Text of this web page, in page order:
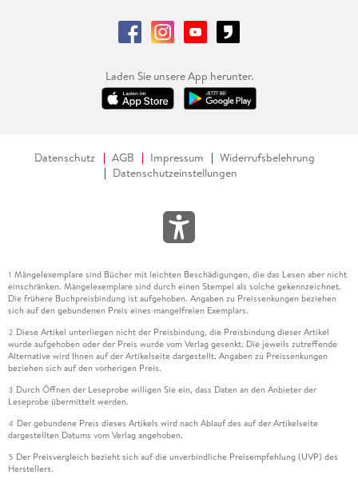
Laden Sie unsere App herunter.
Datenschutz AGB Impressum
Widerrufsbelehrung
Datenschutzeinstellungen
1 Mängelexemplare sind Bücher mit leichten Beschädigungen, die das Lesen aber nicht
einschränken. Mängelexemplare sind durch einen Stempel als solche gekennzeichnet.
Die frühere Buchpreisbindung ist aufgehoben. Angaben zu Preissenkungen beziehen
sich auf den gebundenen Preis eines mangelfreien Exemplars.
2 Diese Artikel unterliegen nicht der Preisbindung, die Preisbindung dieser Artikel
wurde aufgehoben oder der Preis wurde vom Verlag gesenkt. Die jeweils zutreffende
Alternative wird Ihnen auf der Artikelseite dargestellt. Angaben zu Preissenkungen
beziehen sich auf den vorherigen Preis.
3 Durch Öffnen der Leseprobe willigen Sie ein, dass Daten an den Anbieter der
Leseprobe übermittelt werden.
4 Der gebundene Preis dieses Artikels wird nach Ablauf des auf der Artikelseite
dargestellten Datums vom Verlag angehoben.
5 Der Preisvergleich bezieht sich auf die unverbindliche Preisempfehlung (UVP) des
Herstellers.